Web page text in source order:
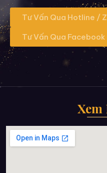
Tư Vấn Qua Hotline /
Tư Vấn Qua Facebook
Xem